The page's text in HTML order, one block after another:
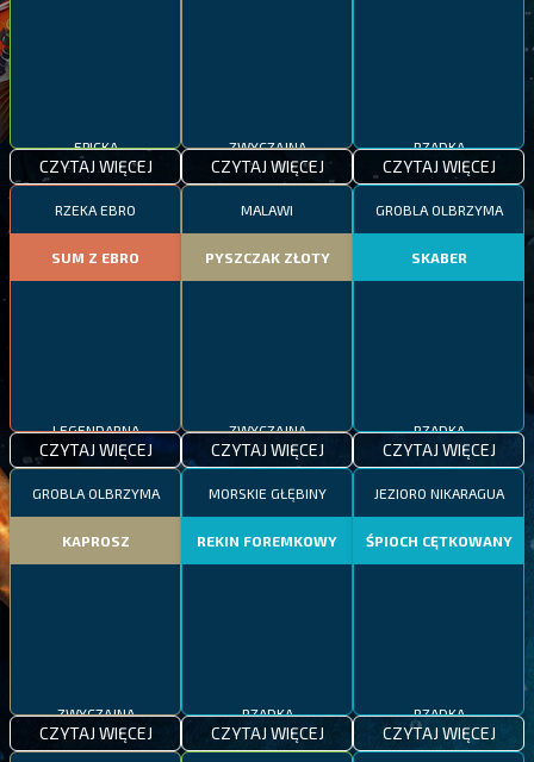
CZYTAJ WIĘCEJ CZYTAJ WIĘCEJ CZYTAJ WIĘCEJ
RZEKA EBRO
SUM Z EBRO
CZYTAJ WIĘCEJ
MALAWI
PYSZCZAK ZŁOTY
ZWYCZAJNA
CZYTAJ WIĘCEJ
GROBLA OLBRZYMA
SKABER
RZADKA
CZYTAJ WIĘCEJ
GROBLA OLBRZYMA
KAPROSZ
ZWYCZAJNA
CZYTAJ WIĘCEJ
MORSKIE GŁĘBINY
REKIN FOREMKOWY
RZADKA
CZYTAJ WIĘCEJ
JEZIORO NIKARAGUA
ŚPIOCH CĘTKOWANY
RZADKA
CZYTAJ WIĘCEJ